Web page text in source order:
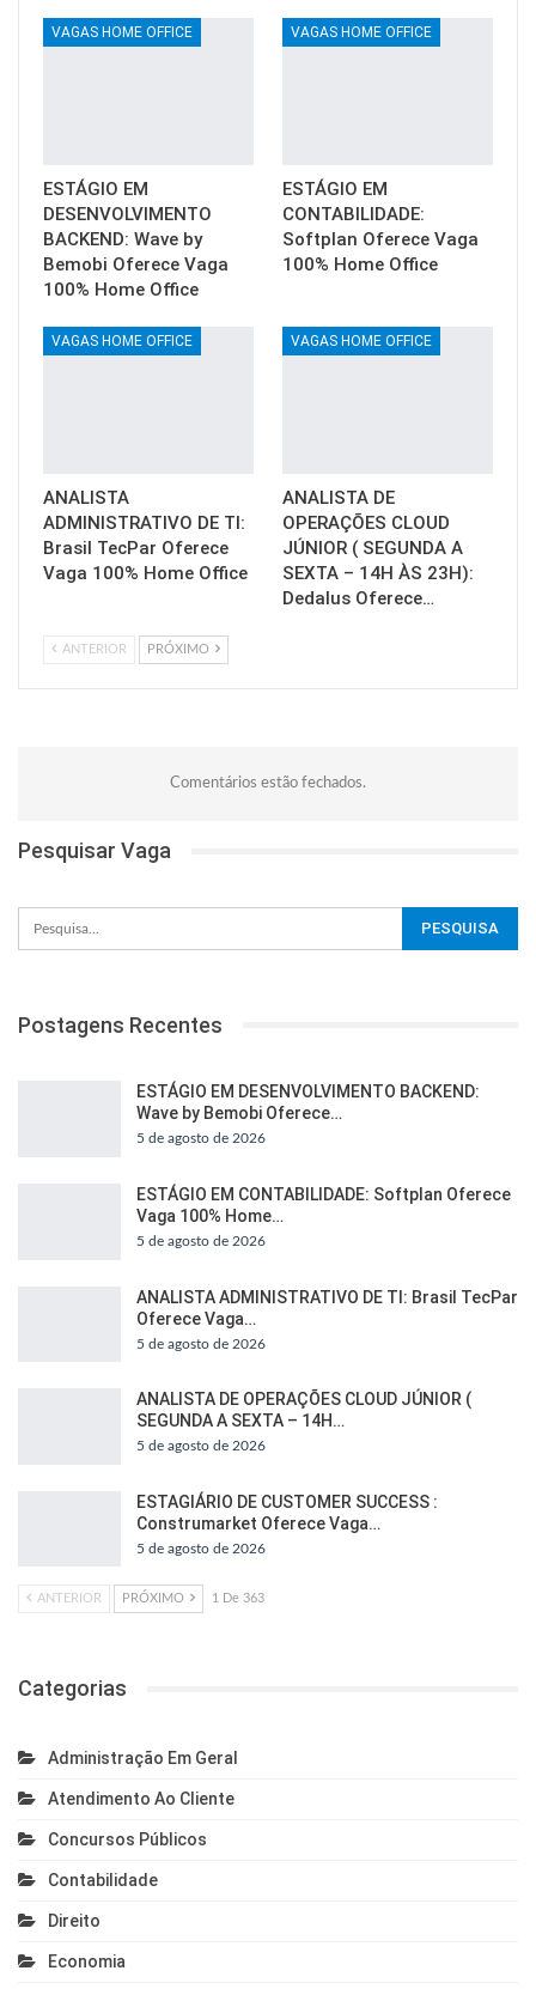
VAGAS HOME OFFICE
ESTÁGIO EM
DESENVOLVIMENTO
BACKEND: Wave by
Bemobi Oferece Vaga
100% Home Office
VAGAS HOME OFFICE
ESTÁGIO EM
CONTABILIDADE:
Softplan Oferece Vaga
100% Home Office
VAGAS HOME OFFICE
ANALISTA
ADMINISTRATIVO DE TI:
Brasil TecPar Oferece
Vaga 100% Home Office
VAGAS HOME OFFICE
ANALISTA DE
OPERAÇÕES CLOUD
JÚNIOR ( SEGUNDA A
SEXTA – 14H ÀS 23H):
Dedalus Oferece…
ANTERIOR PRÓXIMO
Comentários estão fechados.
Pesquisar Vaga
Postagens Recentes
ESTÁGIO EM DESENVOLVIMENTO BACKEND:
Wave by Bemobi Oferece…
5 de agosto de 2026
ESTÁGIO EM CONTABILIDADE: Softplan Oferece
Vaga 100% Home…
5 de agosto de 2026
ANALISTA ADMINISTRATIVO DE TI: Brasil TecPar
Oferece Vaga…
5 de agosto de 2026
ANALISTA DE OPERAÇÕES CLOUD JÚNIOR (
SEGUNDA A SEXTA – 14H…
5 de agosto de 2026
ESTAGIÁRIO DE CUSTOMER SUCCESS :
Construmarket Oferece Vaga…
5 de agosto de 2026
ANTERIOR PRÓXIMO 1 De 363
Categorias
Administração Em Geral
Atendimento Ao Cliente
Concursos Públicos
Contabilidade
Direito
Economia